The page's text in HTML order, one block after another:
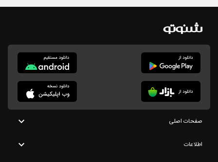
صفحات اصلی
اطلاعات